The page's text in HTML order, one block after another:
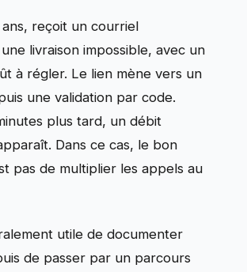
ans, reçoit un courriel
livraison impossible, avec un
à régler. Le lien mène vers un
une validation par code.
plus tard, un débit
Dans ce cas, le bon
pas de multiplier les appels au
utile de documenter
de passer par un parcours